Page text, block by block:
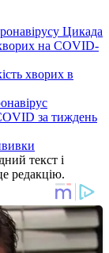
Цикада
хворих на COVID-
хворих в
за тиждень
текст і
редакцію.